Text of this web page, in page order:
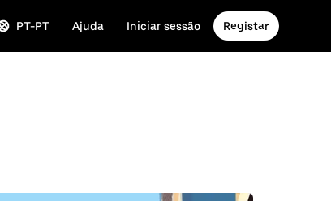
PT-PT Ajuda Iniciar sessão Registar